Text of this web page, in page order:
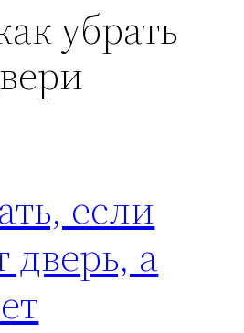
убрать
если
дверь, а